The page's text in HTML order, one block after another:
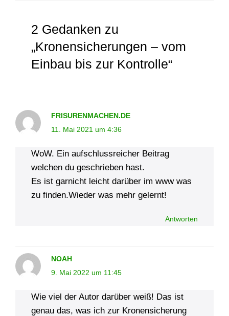
2 Gedanken zu
„Kronensicher­ungen – vom
Einbau bis zur Kontrolle“
FRISURENMACHEN.DE
11. Mai 2021 um 4:36
WoW. Ein aufschlussreicher Beitrag
welchen du geschrieben hast.
Es ist garnicht leicht darüber im www was
zu finden.Wieder was mehr gelernt!
Antworten
NOAH
9. Mai 2022 um 11:45
Wie viel der Autor darüber weiß! Das ist
genau das, was ich zur Kronensicherung